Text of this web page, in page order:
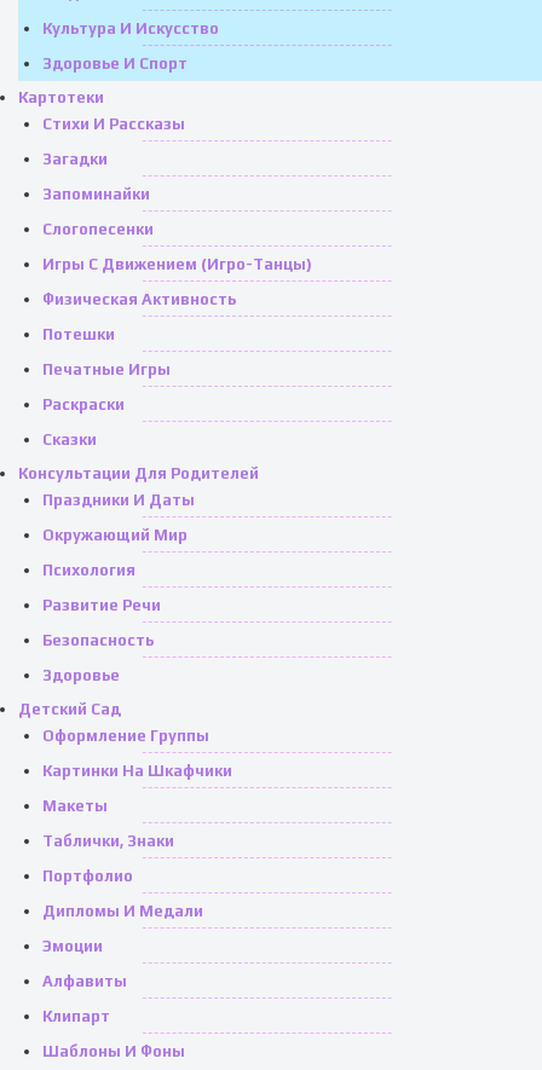
Культура И Искусство
Здоровье И Спорт
Картотеки
Стихи И Рассказы
Загадки
Запоминайки
Слогопесенки
Игры С Движением (игро-Танцы)
Физическая Активность
Потешки
Печатные Игры
Раскраски
Сказки
Консультации Для Родителей
Праздники И Даты
Окружающий Мир
Психология
Развитие Речи
Безопасность
Здоровье
Детский Сад
Оформление Группы
Картинки На Шкафчики
Макеты
Таблички, Знаки
Портфолио
Дипломы И Медали
Эмоции
Алфавиты
Клипарт
Шаблоны И Фоны